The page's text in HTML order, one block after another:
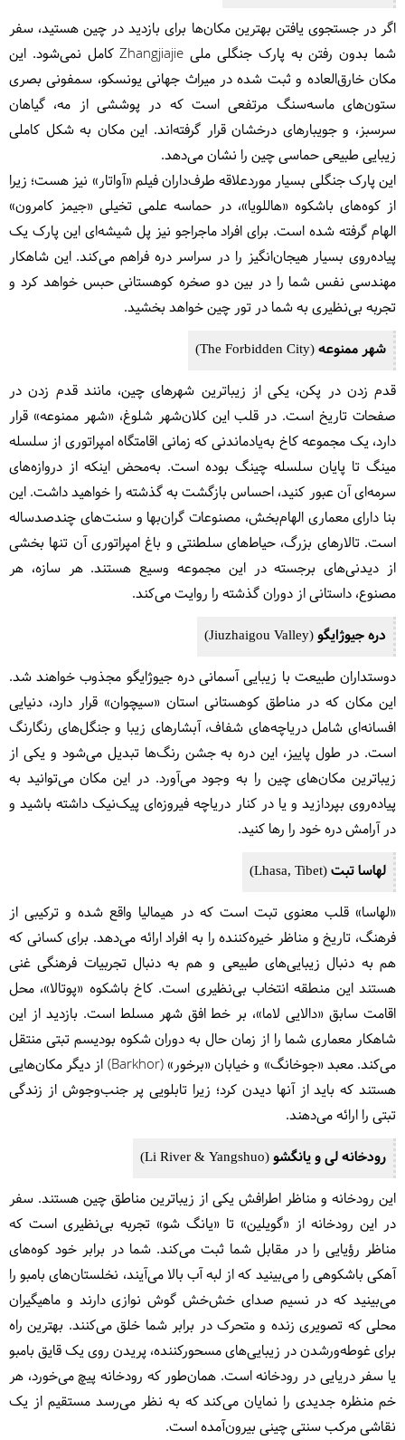
اگر در جستجوی یافتن بهترین مکان‌ها برای بازدید در چین هستید، سفر
شما بدون رفتن به پارک جنگلی ملی Zhangjiajie کامل نمی‌شود. این
مکان خارق‌العاده و ثبت شده در میراث جهانی یونسکو، سمفونی بصری
ستون‌های ماسه‌سنگ مرتفعی است که در پوششی از مه، گیاهان
سرسبز، و جویبارهای درخشان قرار گرفته‌اند. این مکان به شکل کاملی
زیبایی طبیعی حماسی چین را نشان می‌دهد.
این پارک جنگلی بسیار موردعلاقه طرف‌داران فیلم «آواتار» نیز هست؛ زیرا
از کوه‌های باشکوه «هاللویا»، در حماسه علمی تخیلی «جیمز کامرون»
الهام گرفته شده است. برای افراد ماجراجو نیز پل شیشه‌ای این پارک یک
پیاده‌روی بسیار هیجان‌انگیز را در سراسر دره فراهم می‌کند. این شاهکار
مهندسی نفس شما را در بین دو صخره کوهستانی حبس خواهد کرد و
تجربه بی‌نظیری به شما در تور چین خواهد بخشید.
شهر ممنوعه (The Forbidden City)
قدم زدن در پکن، یکی از زیباترین شهرهای چین، مانند قدم زدن در
صفحات تاریخ است. در قلب این کلان‌شهر شلوغ، «شهر ممنوعه» قرار
دارد، یک مجموعه کاخ به‌یادماندنی که زمانی اقامتگاه امپراتوری از سلسله
مینگ تا پایان سلسله چینگ بوده است. به‌محض اینکه از دروازه‌های
سرمه‌ای آن عبور کنید، احساس بازگشت به گذشته را خواهید داشت. این
بنا دارای معماری الهام‌بخش، مصنوعات گران‌بها و سنت‌های چندصدساله
است. تالارهای بزرگ، حیاط‌های سلطنتی و باغ امپراتوری آن تنها بخشی
از دیدنی‌های برجسته در این مجموعه وسیع هستند. هر سازه، هر
مصنوع، داستانی از دوران گذشته را روایت می‌کند.
دره جیوژایگو (Jiuzhaigou Valley)
دوستداران طبیعت با زیبایی آسمانی دره جیوژایگو مجذوب خواهند شد.
این مکان که در مناطق کوهستانی استان «سیچوان» قرار دارد، دنیایی
افسانه‌ای شامل دریاچه‌های شفاف، آبشارهای زیبا و جنگل‌های رنگارنگ
است. در طول پاییز، این دره به جشن رنگ‌ها تبدیل می‌شود و یکی از
زیباترین مکان‌های چین را به وجود می‌آورد. در این مکان می‌توانید به
پیاده‌روی بپردازید و یا در کنار دریاچه فیروزه‌ای پیک‌نیک داشته باشید و
در آرامش دره خود را رها کنید.
لهاسا تبت (Lhasa, Tibet)
«لهاسا» قلب معنوی تبت است که در هیمالیا واقع شده و ترکیبی از
فرهنگ، تاریخ و مناظر خیره‌کننده را به افراد ارائه می‌دهد. برای کسانی که
هم به دنبال زیبایی‌های طبیعی و هم به دنبال تجربیات فرهنگی غنی
هستند این منطقه انتخاب بی‌نظیری است. کاخ باشکوه «پوتالا»، محل
اقامت سابق «دالایی لاما»، بر خط افق شهر مسلط است. بازدید از این
شاهکار معماری شما را از زمان حال به دوران شکوه بودیسم تبتی منتقل
می‌کند. معبد «جوخانگ» و خیابان «برخور» (Barkhor) از دیگر مکان‌هایی
هستند که باید از آنها دیدن کرد؛ زیرا تابلویی پر جنب‌وجوش از زندگی
تبتی را ارائه می‌دهند.
رودخانه لی و یانگشو (Li River & Yangshuo)
این رودخانه و مناظر اطرافش یکی از زیباترین مناطق چین هستند. سفر
در این رودخانه از «گویلین» تا «یانگ شو» تجربه بی‌نظیری است که
مناظر رؤیایی را در مقابل شما ثبت می‌کند. شما در برابر خود کوه‌های
آهکی باشکوهی را می‌بینید که از لبه آب بالا می‌آیند، نخلستان‌های بامبو را
می‌بینید که در نسیم صدای خش‌خش گوش نوازی دارند و ماهیگیران
محلی که تصویری زنده و متحرک در برابر شما خلق می‌کنند. بهترین راه
برای غوطه‌ورشدن در زیبایی‌های مسحورکننده، پریدن روی یک قایق بامبو
یا سفر دریایی در رودخانه است. همان‌طور که رودخانه پیچ می‌خورد، هر
خم منظره جدیدی را نمایان می‌کند که به نظر می‌رسد مستقیم از یک
نقاشی مرکب سنتی چینی بیرون‌آمده است.